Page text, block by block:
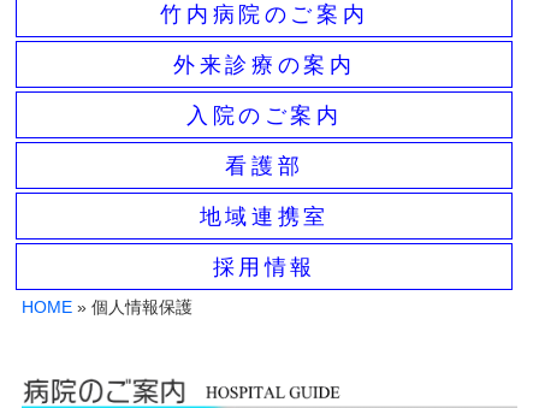
竹内病院のご案内
外来診療の案内
入院のご案内
看護部
地域連携室
採用情報
HOME» 個人情報保護